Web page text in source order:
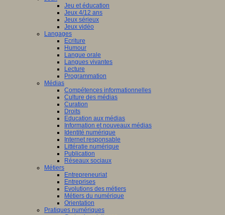
Jeu et éducation
Jeux 4/12 ans
Jeux sérieux
Jeux vidéo
Langages
Ecriture
Humour
Langue orale
Langues vivantes
Lecture
Programmation
Médias
Compétences informationnelles
Culture des médias
Curation
Droits
Education aux médias
Information et nouveaux médias
Identité numérique
Internet responsable
Littératie numérique
Publication
Réseaux sociaux
Métiers
Entrepreneuriat
Entreprises
Evolutions des métiers
Métiers du numérique
Orientation
Pratiques numériques